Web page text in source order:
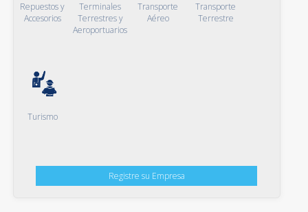
Repuestos y
Accesorios
Terminales
Terrestres y
Aeroportuarios
Transporte
Aéreo
Transporte
Terrestre
Turismo
Registre su Empresa